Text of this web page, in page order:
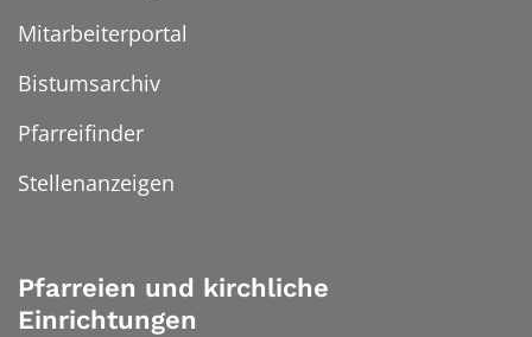
Mitarbeiterportal
Bistumsarchiv
Pfarreifinder
Stellenanzeigen
Pfarreien und kirchliche
Einrichtungen